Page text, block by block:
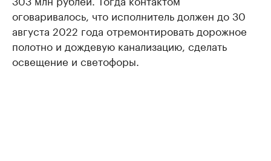
оговаривалось, что исполнитель должен до 30
августа 2022 года отремонтировать дорожное
полотно и дождевую канализацию, сделать
освещение и светофоры.